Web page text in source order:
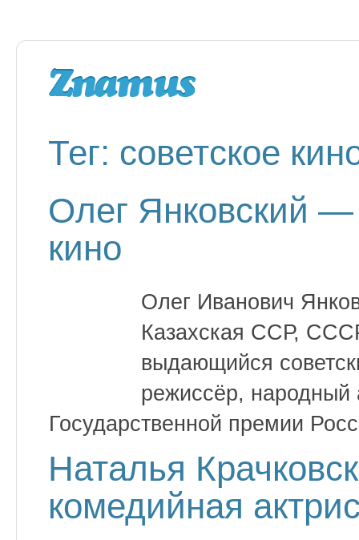
Тег: советское
Олег Янковский —
кино
Олег Иванович
Казахская ССР,
выдающийся
режиссёр,
Государственной премии
Наталья
комедийная